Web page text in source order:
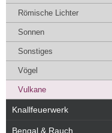
Römische Lichter
Sonnen
Sonstiges
Vögel
Vulkane
Knallfeuerwerk
Bengal & Rauch